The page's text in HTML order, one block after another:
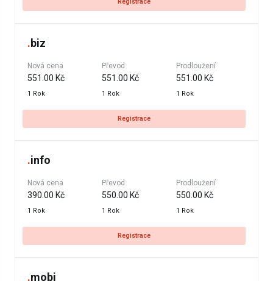
.biz
Nová cena
551.00 Kč
1 Rok
Převod
551.00 Kč
1 Rok
Prodloužení
551.00 Kč
1 Rok
Registrace
.info
Nová cena
390.00 Kč
1 Rok
Převod
550.00 Kč
1 Rok
Prodloužení
550.00 Kč
1 Rok
Registrace
.mobi